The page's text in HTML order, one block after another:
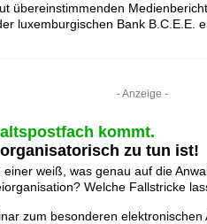
übereinstimmenden
luxemburgischen Bank B.C.E.E.
- Anzeige -
kommt.
zu tun ist!
weiß, was genau auf die
Welche Fallstricke
zum besonderen elektronischen